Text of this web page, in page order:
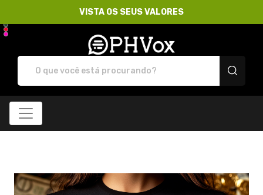
VISTA OS SEUS VALORES